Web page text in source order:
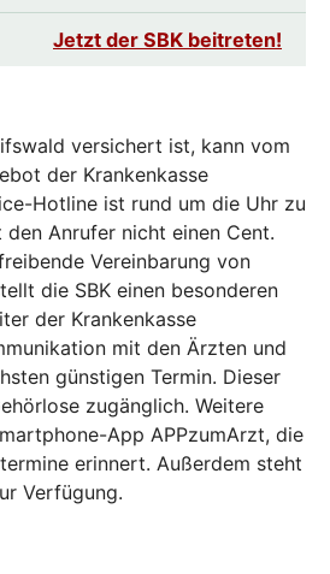
Jetzt der SBK beitreten!
versichert ist, kann vom
der Krankenkasse
Hotline ist rund um die Uhr zu
Anrufer nicht einen Cent.
Vereinbarung von
die SBK einen besonderen
der Krankenkasse
mit den Ärzten und
günstigen Termin. Dieser
zugänglich. Weitere
App APPzumArzt, die
erinnert. Außerdem steht
Verfügung.